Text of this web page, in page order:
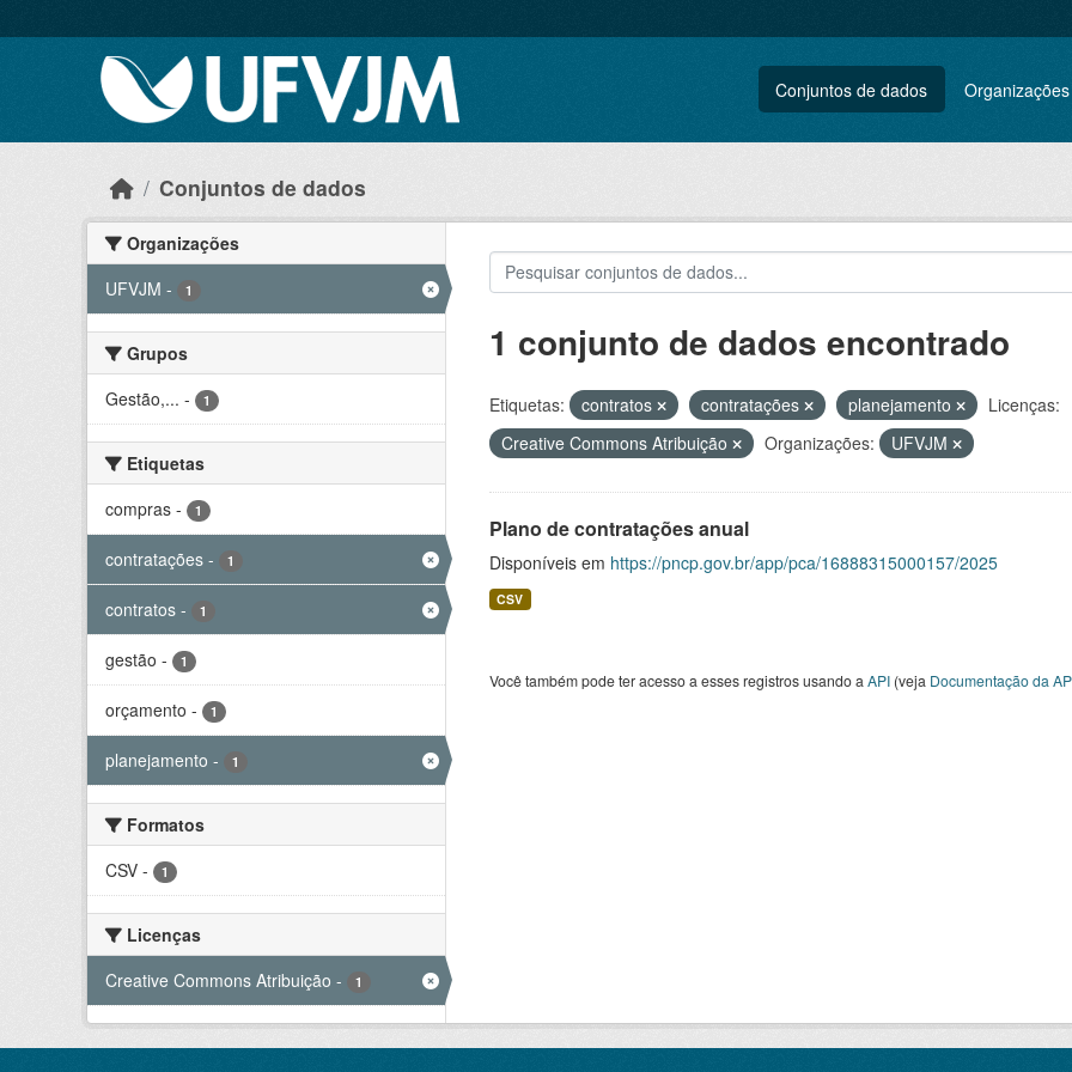
Conjuntos de dados Organizações
Conjuntos de dados
Organizações
UFVJM - 1
Grupos
Gestão,... - 1
Etiquetas
compras - 1
contratações - 1
contratos - 1
gestão - 1
orçamento - 1
planejamento - 1
Formatos
CSV - 1
Licenças
Creative Commons Atribuição - 1
1 conjunto de dados encontrado
Etiquetas: contratos contratações planejamento
Licenças:
Creative Commons Atribuição
Organizações: UFVJM
Plano de contratações anual
Disponíveis em https://pncp.gov.br/app/pca/16888315000157/2025
CSV
Você também pode ter acesso a esses registros usando a API(veja Documentação da